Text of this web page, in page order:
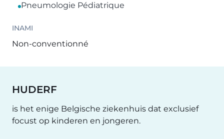
Pneumologie Pédiatrique
INAMI
Non-conventionné
HUDERF
is het enige Belgische ziekenhuis dat exclusief
focust op kinderen en jongeren.